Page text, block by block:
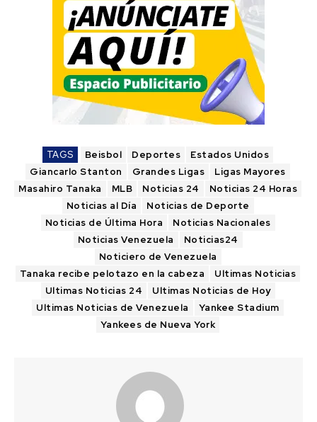
TAGS Beisbol Deportes
Estados Unidos
Giancarlo Stanton
Grandes Ligas
Ligas Mayores
Masahiro Tanaka
MLB Noticias 24
Noticias 24 Horas
Noticias al Día
Noticias de Deporte
Noticias de Última Hora
Noticias Nacionales
Noticias Venezuela
Noticias24
Noticiero de Venezuela
Tanaka recibe pelotazo en la cabeza
Ultimas Noticias
Ultimas Noticias 24
Ultimas Noticias de Hoy
Ultimas Noticias de Venezuela
Yankee Stadium
Yankees de Nueva York